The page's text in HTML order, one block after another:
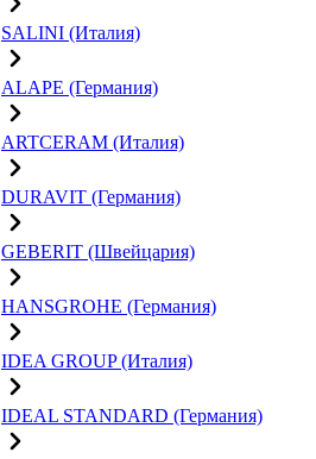
SALINI (Италия)
ALAPE (Германия)
ARTCERAM (Италия)
DURAVIT (Германия)
GEBERIT (Швейцария)
HANSGROHE (Германия)
IDEA GROUP (Италия)
IDEAL STANDARD (Германия)